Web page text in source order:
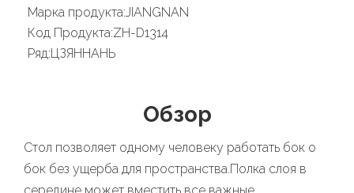
Марка продукта:JIANGNAN
Код Продукта:ZH-D1314
Ряд:ЦЗЯННАНЬ
Обзор
Стол позволяет одному человеку работать бок о
бок без ущерба для пространства.Полка слоя в